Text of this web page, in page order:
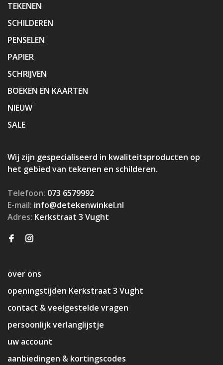
TEKENEN
SCHILDEREN
PENSELEN
PAPIER
SCHRIJVEN
BOEKEN EN KAARTEN
NIEUW
SALE
Wij zijn gespecialiseerd in kwaliteitsproducten op
het gebied van tekenen en schilderen.
Telefoon: 073 6579992
E-mail: info@detekenwinkel.nl
Adres: Kerkstraat 3 Vught
over ons
openingstijden Kerkstraat 3 Vught
contact & veelgestelde vragen
persoonlijk verlanglijstje
uw account
aanbiedingen & kortingscodes